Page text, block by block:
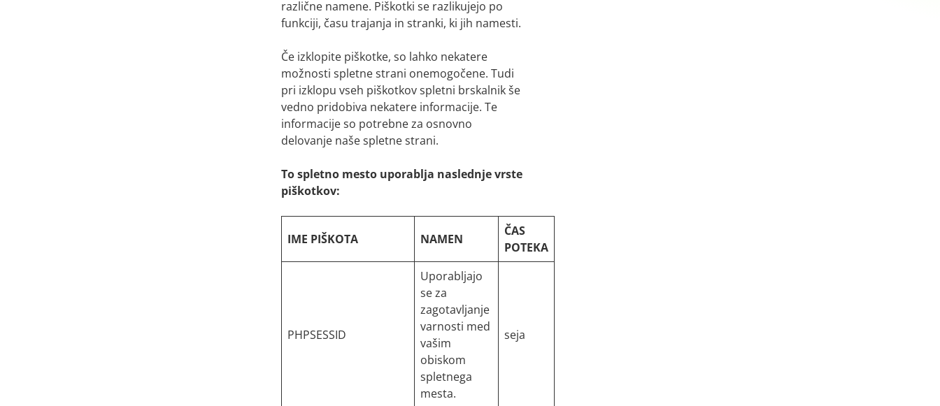
različne namene. Piškotki se razlikujejo po
funkciji, času trajanja in stranki, ki jih namesti.
Če izklopite piškotke, so lahko nekatere
možnosti spletne strani onemogočene. Tudi
pri izklopu vseh piškotkov spletni brskalnik še
vedno pridobiva nekatere informacije. Te
informacije so potrebne za osnovno
delovanje naše spletne strani.
To spletno mesto uporablja naslednje vrste
piškotkov:
IME PIŠKOTA NAMEN
ČAS
POTEKA
PHPSESSID
Uporabljajo
se za
zagotavljanje
varnosti med
vašim
obiskom
spletnega
mesta.
seja